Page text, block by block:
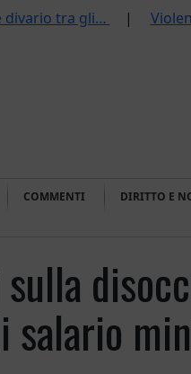
divario tra gli…
COMMENTI DIRITTO E
salario